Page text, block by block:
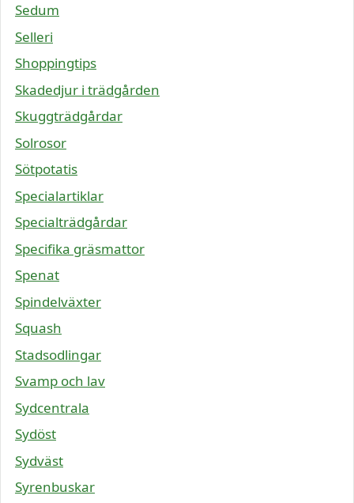
Sedum
Selleri
Shoppingtips
Skadedjur i trädgården
Skuggträdgårdar
Solrosor
Sötpotatis
Specialartiklar
Specialträdgårdar
Specifika gräsmattor
Spenat
Spindelväxter
Squash
Stadsodlingar
Svamp och lav
Sydcentrala
Sydöst
Sydväst
Syrenbuskar